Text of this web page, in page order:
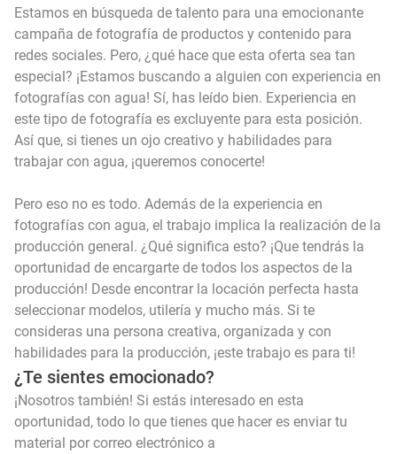
Estamos en búsqueda de talento para una emocionante
campaña de fotografía de productos y contenido para
redes sociales. Pero, ¿qué hace que esta oferta sea tan
especial? ¡Estamos buscando a alguien con experiencia en
fotografías con agua! Sí, has leído bien. Experiencia en
este tipo de fotografía es excluyente para esta posición.
Así que, si tienes un ojo creativo y habilidades para
trabajar con agua, ¡queremos conocerte!
Pero eso no es todo. Además de la experiencia en
fotografías con agua, el trabajo implica la realización de la
producción general. ¿Qué significa esto? ¡Que tendrás la
oportunidad de encargarte de todos los aspectos de la
producción! Desde encontrar la locación perfecta hasta
seleccionar modelos, utilería y mucho más. Si te
consideras una persona creativa, organizada y con
habilidades para la producción, ¡este trabajo es para ti!
¿Te sientes emocionado?
¡Nosotros también! Si estás interesado en esta
oportunidad, todo lo que tienes que hacer es enviar tu
material por correo electrónico a